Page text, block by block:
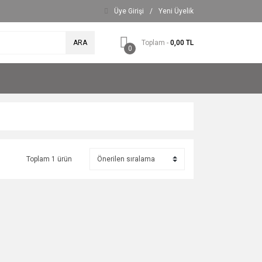
Üye Girişi / Yeni Üyelik
ARA
0
Toplam - 0,00 TL
Toplam 1 ürün